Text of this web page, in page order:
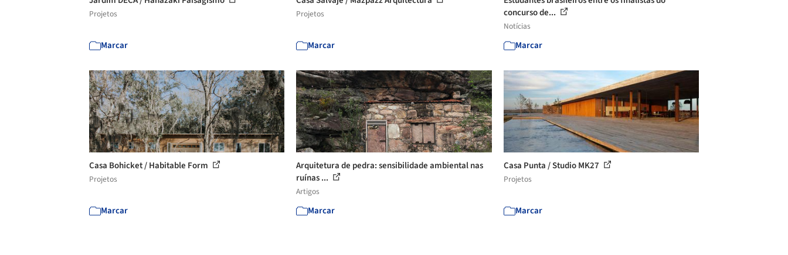
Projetos
Marcar
Projetos
Marcar
concurso de...
Notícias
Marcar
Casa Bohicket / Habitable Form
Projetos
Marcar
Arquitetura de pedra: sensibilidade ambiental nas
ruínas ...
Artigos
Marcar
Casa Punta / Studio MK27
Projetos
Marcar